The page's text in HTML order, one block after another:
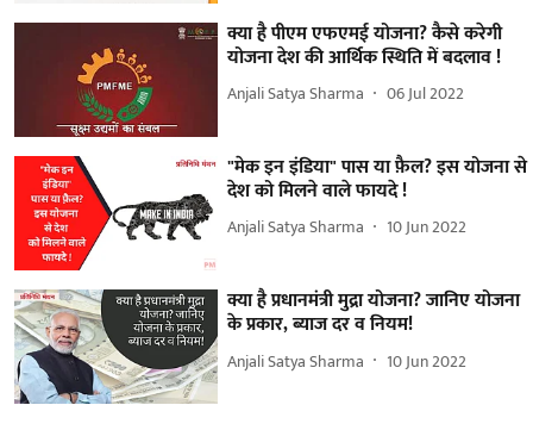
क्या है पीएम एफएमई योजना? कैसे करेगी
योजना देश की आर्थिक स्थिति में बदलाव !
Anjali Satya Sharma 06 Jul 2022
"मेक इन इंडिया" पास या फ़ैल? इस योजना से
देश को मिलने वाले फायदे !
Anjali Satya Sharma 10 Jun 2022
क्या है प्रधानमंत्री मुद्रा योजना? जानिए योजना
के प्रकार, ब्याज दर व नियम!
Anjali Satya Sharma 10 Jun 2022